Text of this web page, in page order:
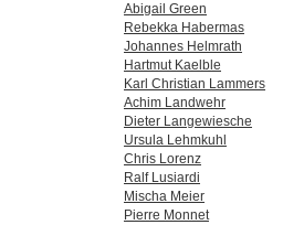
Abigail Green
Rebekka Habermas
Johannes Helmrath
Hartmut Kaelble
Karl Christian Lammers
Achim Landwehr
Dieter Langewiesche
Ursula Lehmkuhl
Chris Lorenz
Ralf Lusiardi
Mischa Meier
Pierre Monnet